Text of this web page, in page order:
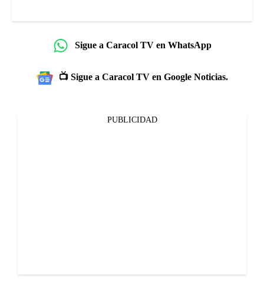
Sigue a Caracol TV en WhatsApp
📺 Sigue a Caracol TV en Google Noticias.
PUBLICIDAD